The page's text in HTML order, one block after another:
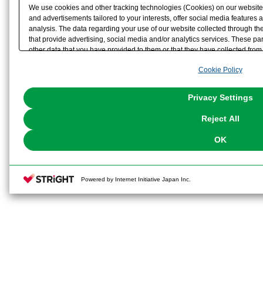
We use cookies and other tracking technologies (Cookies) on our
and advertisements tailored to your interests, offer social media features
analysis. The data regarding your use of our website collected through
that provide advertising, social media and/or analytics services. These
other data that you have provided to them or that they have collected
the use of all Cookies except for Strictly Necessary Cookies, please
You can change your consent or rejection settings at any time via
Cookie Policy
Privacy Settings
Reject All
OK
Powered by Internet Initiative Japan Inc.